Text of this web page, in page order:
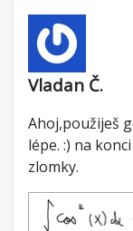
Vladan Č.
Ahoj,použiješ
lépe. :) na
zlomky.